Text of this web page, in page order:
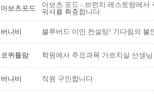
아보츠포드
아보츠 포드 - 브런치 레스토랑에서
워셔를 확충합니다.
버나비 블루버드 이민 컨설팅! 기다림의 불
코퀴틀람 학원에서 주요과목 가르치실 선생
버나비 직원 구인합니다